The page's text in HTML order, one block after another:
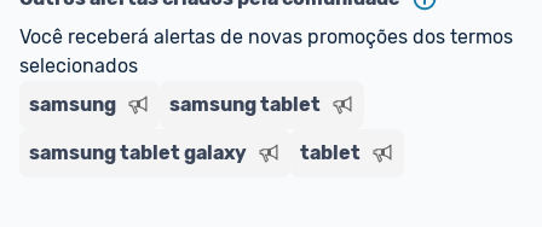
Você receberá alertas de novas promoções dos termos
selecionados
samsung
samsung tablet
samsung tablet galaxy tablet